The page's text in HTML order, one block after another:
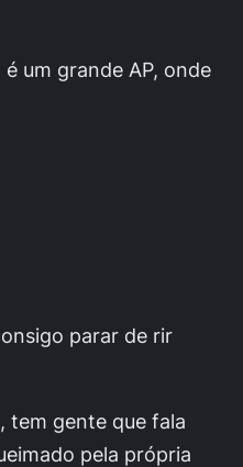
um grande AP, onde
parar de rir
tem gente que fala
pela própria